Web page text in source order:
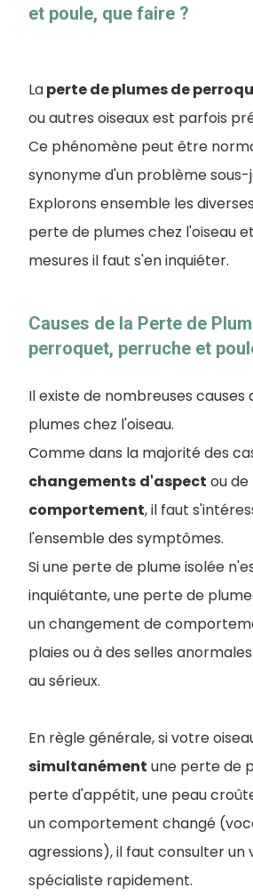
et poule, que faire ?
Laperte de plumes de
ou autres oiseaux est parfois
Ce phénomène peut être
synonyme d'un problème
Explorons ensemble les
perte de plumes chez l'oiseau
mesures il faut s'en inquiéter.
Causes de la Perte de
perroquet, perruche et
Il existe de nombreuses
plumes chez l'oiseau.
Comme dans la majorité des
changements d'aspect ou de
comportement, il faut
l'ensemble des symptômes.
Si une perte de plume isolée
inquiétante, une perte de
un changement de
plaies ou à des selles
au sérieux.
En règle générale, si votre
simultanément une perte de
perte d'appétit, une peau
un comportement changé
agressions), il faut consulter un
spécialiste rapidement.